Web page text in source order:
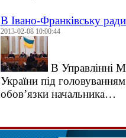
В Івано-Франківську
2013-02-08 10:00:44
В Управлінні
України під
обов’язки начальника…